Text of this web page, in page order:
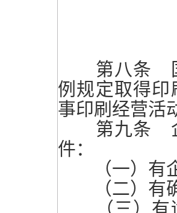
第八条 国
例规定取得
事印刷经营活
第九条 企
件：
（一）有企
（二）有确
（三）有适